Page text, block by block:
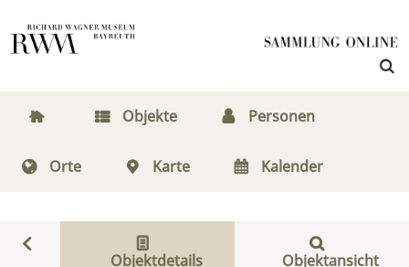
Objekte Personen
Orte Karte Kalender
Objektdetails Objektansicht